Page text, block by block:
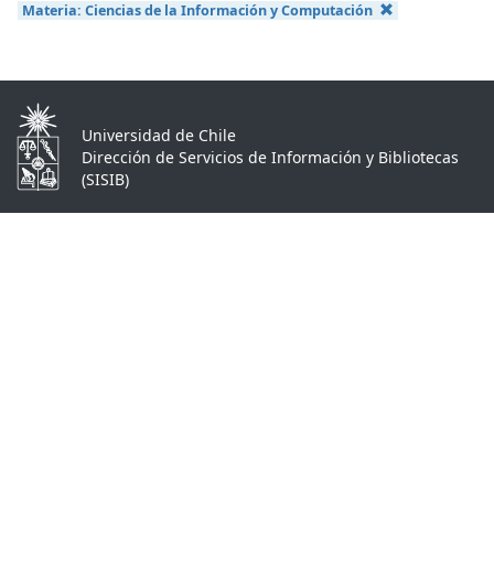
Materia: Ciencias de la Información y Computación
Universidad de Chile
Dirección de Servicios de Información y Bibliotecas
(SISIB)